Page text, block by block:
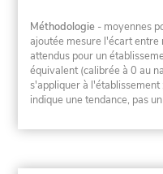
Méthodologie - moyennes
ajoutée mesure l'écart
attendus pour un
équivalent (calibrée à 0 au
s'appliquer à
indique une tendance, pas